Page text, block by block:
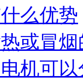
么优势
或冒
机可